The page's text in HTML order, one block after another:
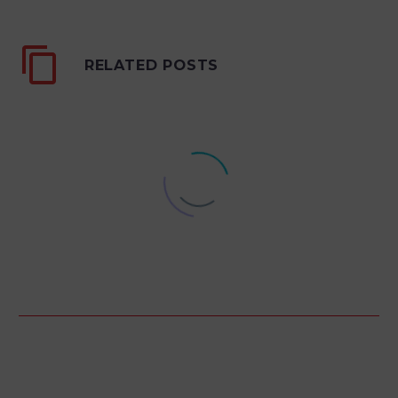
RELATED POSTS
réfractaire par projection humide